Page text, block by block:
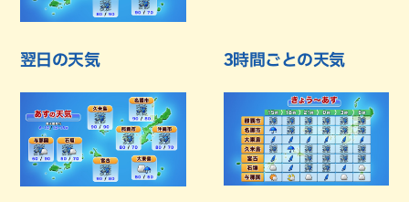
翌日の天気 3時間ごとの天気